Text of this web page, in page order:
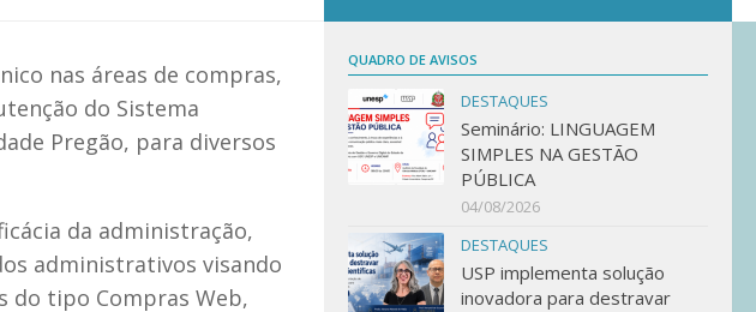
nas áreas de compras,
do Sistema
Pregão, para diversos
da administração,
administrativos visando
do tipo Compras Web,
QUADRO DE AVISOS
DESTAQUES
Seminário: LINGUAGEM
SIMPLES NA GESTÃO
PÚBLICA
04/08/2026
DESTAQUES
USP implementa solução
inovadora para destravar